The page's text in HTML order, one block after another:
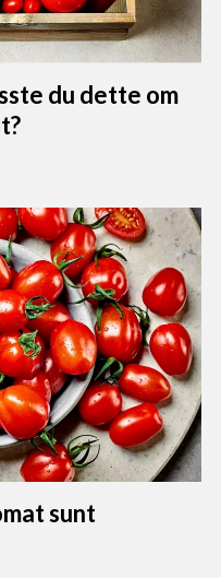
du dette om
sunt